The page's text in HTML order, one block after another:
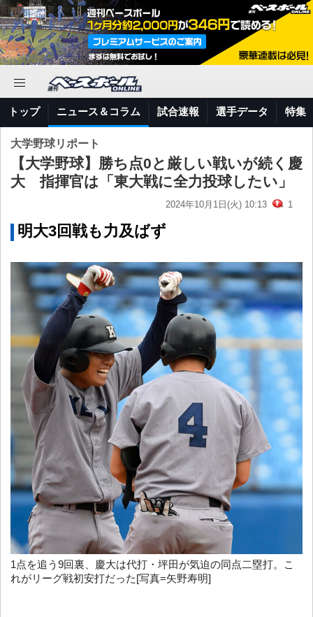
トップ ニュース＆コラム 試合速報 選手データ 特集
大学野球リポート
【大学野球】勝ち点0と厳しい戦いが続く慶
大 指揮官は「東大戦に全力投球したい」
2024年10月1日(火) 10:13 1
明大3回戦も力及ばず
1点を追う9回裏、慶大は代打・坪田が気迫の同点二塁打。こ
れがリーグ戦初安打だった[写真=矢野寿明]